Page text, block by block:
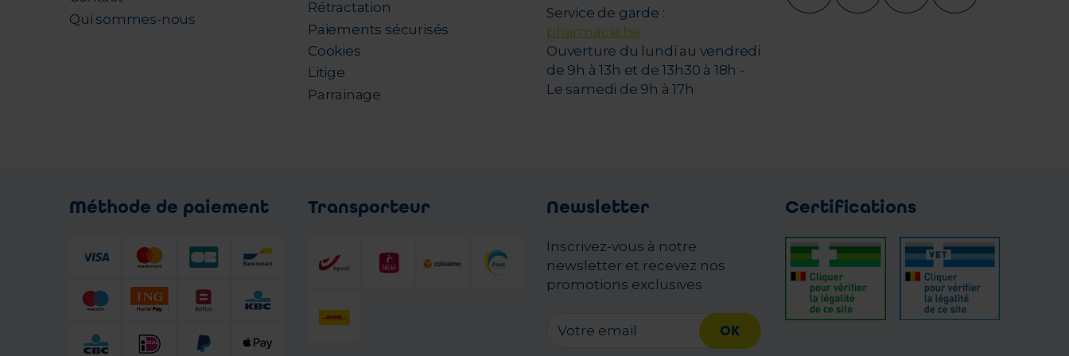
Qui sommes-nous
Rétractation
Paiements sécurisés
Cookies
Litige
Parrainage
Service de garde :
pharmacie.be
Ouverture du lundi au vendredi
de 9h à 13h et de 13h30 à 18h -
Le samedi de 9h à 17h
Méthode de paiement Transporteur Newsletter
Inscrivez-vous à notre
newsletter et recevez nos
promotions exclusives
OK
Certifications